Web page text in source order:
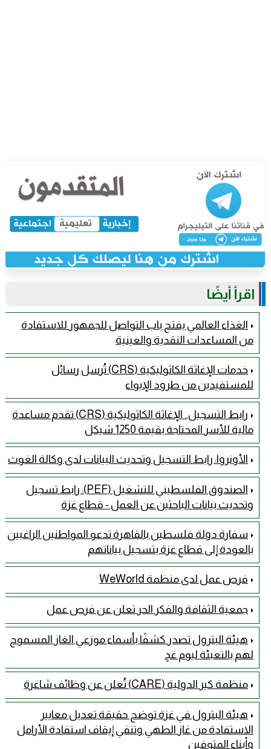
اقرأ أيضًا
الغذاء العالمي يفتح باب التواصل للجمهور للاستفادة
من المساعدات النقدية والعينية
خدمات الإغاثة الكاثوليكية (CRS) تُرسل رسائل
للمستفيدين من طرود الإيواء
رابط التسجيل.. الإغاثة الكاثوليكية (CRS) تقدم مساعدة
مالية للأسر المحتاجة بقيمة 1250 شيكل
الأونروا: رابط التسجيل وتحديث البيانات لدى وكالة الغوث
الصندوق الفلسطيني للتشغيل (PEF): رابط تسجيل
وتحديث بيانات الباحثين عن العمل - قطاع غزة
سفارة دولة فلسطين بالقاهرة تدعو المواطنين الراغبين
بالعودة إلى قطاع غزة بتسجيل بياناتهم
فرص عمل لدى منظمة WeWorld
جمعية الثقافة والفكر الحر تعلن عن فرص عمل
هيئة البترول تصدر كشفًا بأسماء موزعي الغاز المسموح
لهم بالتعبئة ليوم غدٍ
منظمة كير الدولية (CARE) تُعلن عن وظائف شاغرة
هيئة البترول في غزة توضح حقيقة تعديل معايير
الاستفادة من غاز الطهي وتنفي إيقاف استفادة الأرامل
وأبناء المتوفين